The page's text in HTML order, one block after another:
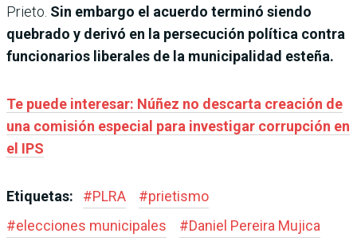
Prieto. Sin embargo el acuerdo terminó siendo
quebrado y derivó en la persecución política contra
funcionarios liberales de la municipalidad esteña.
Te puede interesar: Núñez no descarta creación de
una comisión especial para investigar corrupción en
el IPS
Etiquetas: #PLRA #prietismo
#elecciones municipales #Daniel Pereira Mujica